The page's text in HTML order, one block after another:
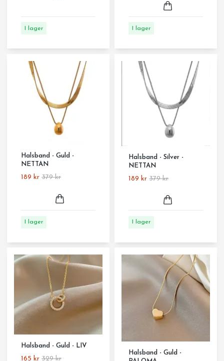
I lager I lager
Halsband - Guld -
NETTAN
189 kr 379 kr
I lager
Halsband - Silver -
NETTAN
189 kr 379 kr
I lager
Halsband - Guld - LIV
165 kr 329 kr
Halsband - Guld -